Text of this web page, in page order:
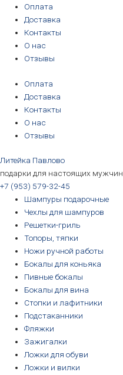
Перейти
содержимому
Оплата
Доставка
Контакты
О нас
Отзывы
Оплата
Доставка
Контакты
О нас
Отзывы
Литейка Павлово
подарки для настоящих мужчин
+7 (953) 579-32-45
Шампуры подарочные
Чехлы для шампуров
Решетки-гриль
Топоры, тяпки
Ножи ручной работы
Бокалы для коньяка
Пивные бокалы
Бокалы для вина
Стопки и лафитники
Подстаканники
Фляжки
Зажигалки
Ложки для обуви
Ложки и вилки